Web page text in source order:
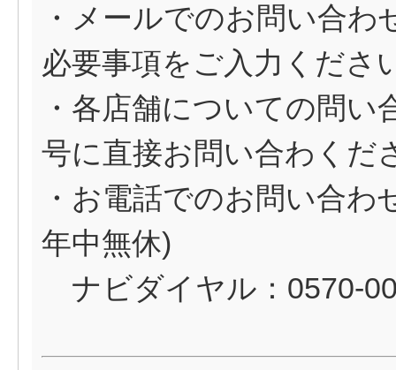
・メールでのお問い合わ
必要事項をご入力くださ
・各店舗についての問い
号に直接お問い合わくだ
・お電話でのお問い合
年中無休)
ナビダイヤル：0570-